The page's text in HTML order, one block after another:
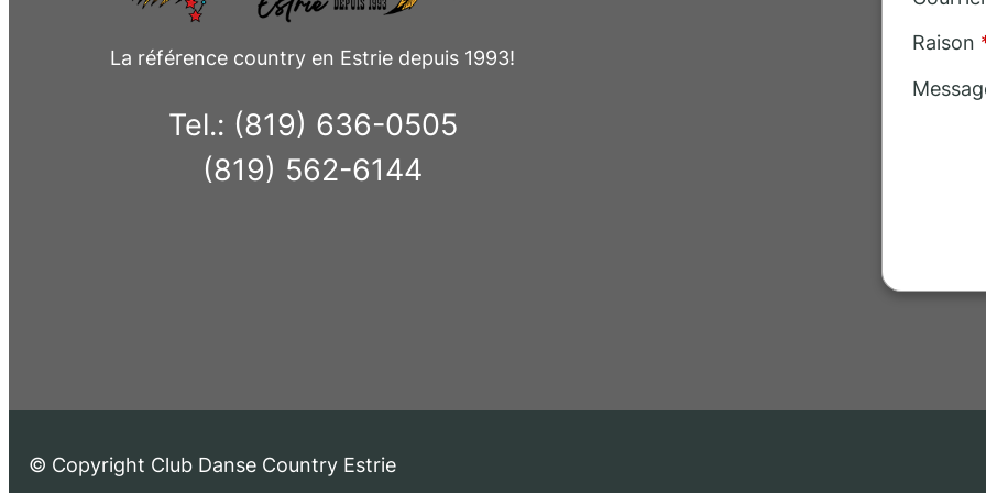
La référence country en Estrie depuis 1993!
Tel.: (819) 636-0505
(819) 562-6144
Raison
© Copyright Club Danse Country Estrie